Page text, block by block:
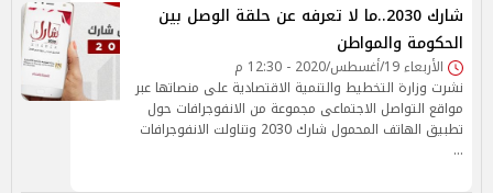
شارك 2030..ما لا تعرفه عن حلقة الوصل بين
الحكومة والمواطن
الأربعاء 19/أغسطس/2020 - 12:30 م
نشرت وزارة التخطيط والتنمية الاقتصادية على منصاتها عبر
مواقع التواصل الاجتماعى مجموعة من الانفوجرافات حول
تطبيق الهاتف المحمول شارك 2030 وتناولت الانفوجرافات
…